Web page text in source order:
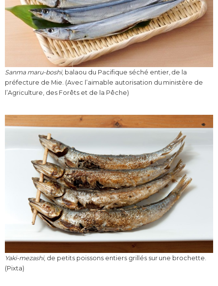
Sanma maru-boshi, balaou du Pacifique séché entier, de la
préfecture de Mie. (Avec l’aimable autorisation du ministère de
l’Agriculture, des Forêts et de la Pêche)
Yaki-mezashi, de petits poissons entiers grillés sur une brochette.
(Pixta)